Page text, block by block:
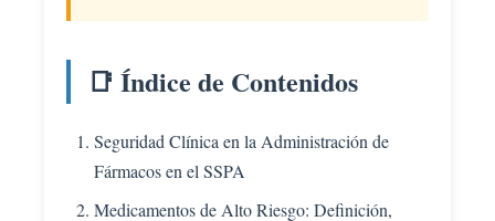
📑 Índice de Contenidos
Seguridad Clínica en la Administración de
Fármacos en el SSPA
Medicamentos de Alto Riesgo: Definición,